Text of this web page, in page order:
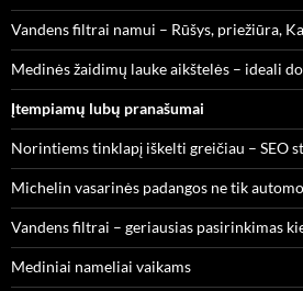
Vandens filtrai namui – Rūšys, priežiūra,
Medinės žaidimų lauke aikštelės – ideali
Įtempiamų lubų pranašumai
Norintiems tinklapį iškelti greičiau – SEO
Michelin vasarinės padangos ne tik
Vandens filtrai – geriausias pasirinkimas
Mediniai nameliai vaikams